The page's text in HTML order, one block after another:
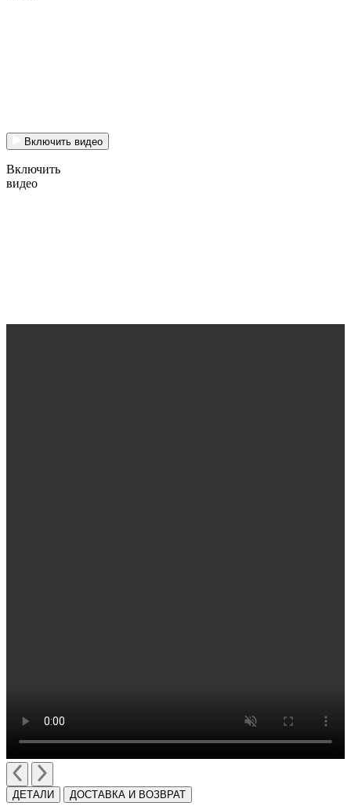
Включить видео
Включить
видео
ДЕТАЛИ ДОСТАВКА И ВОЗВРАТ